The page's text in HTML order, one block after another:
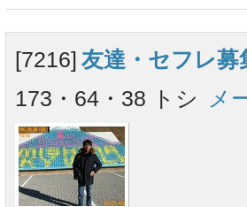
[7216] 友達・セフレ募
173・64・38 トシ
メ